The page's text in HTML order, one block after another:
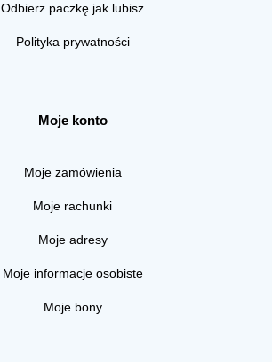
Odbierz paczkę jak lubisz
Polityka prywatności
Moje konto
Moje zamówienia
Moje rachunki
Moje adresy
Moje informacje osobiste
Moje bony